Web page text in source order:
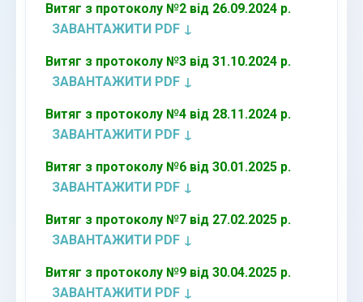
Витяг з протоколу №2 від 26.09.2024 р.
ЗАВАНТАЖИТИ PDF ↓
Витяг з протоколу №3 від 31.10.2024 р.
ЗАВАНТАЖИТИ PDF ↓
Витяг з протоколу №4 від 28.11.2024 р.
ЗАВАНТАЖИТИ PDF ↓
Витяг з протоколу №6 від 30.01.2025 р.
ЗАВАНТАЖИТИ PDF ↓
Витяг з протоколу №7 від 27.02.2025 р.
ЗАВАНТАЖИТИ PDF ↓
Витяг з протоколу №9 від 30.04.2025 р.
ЗАВАНТАЖИТИ PDF ↓